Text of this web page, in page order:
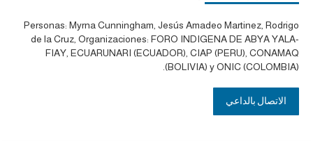
Personas: Myrna Cunningham, Jesús Amadeo Martinez, Rodrigo
de la Cruz, Organizaciones: FORO INDIGENA DE ABYA YALA-
FIAY, ECUARUNARI (ECUADOR), CIAP (PERU), CONAMAQ
(BOLIVIA) y ONIC (COLOMBIA).
الاتصال بالداعي